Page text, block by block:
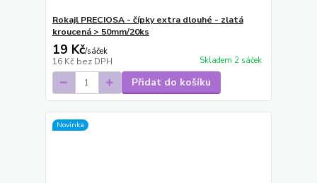
Rokajl PRECIOSA - čípky extra dlouhé - zlatá
kroucená > 50mm/20ks
19 Kč/sáček
16 Kč bez DPH Skladem 2 sáček
Přidat do košíku
Novinka